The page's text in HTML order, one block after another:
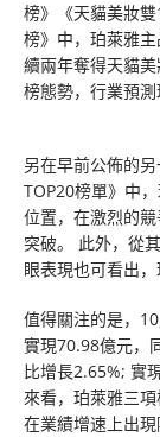
榜》《天貓美妝
榜》中，珀萊雅
續兩年奪得天貓
榜態勢，行業預測
另在早前公佈的
TOP20榜單》中
位置，在激烈的
突破。 此外，從
眼表現也可看出，
值得關注的是，
實現70.98億元，
比增長2.65%; 實
來看，珀萊雅三
在業績增速上出